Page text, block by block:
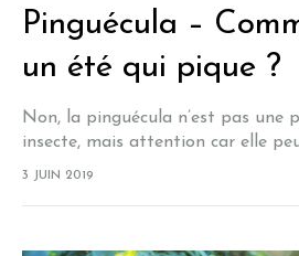
Pinguécula –
un été qui pique ?
Non, la pinguécula n’est pas une
insecte, mais attention car elle
pinguécula est une petite
3 JUIN 2019